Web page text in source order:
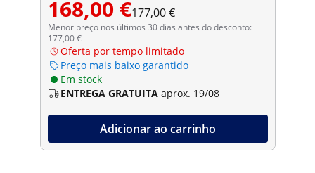
168,00 €177,00 €
Menor preço nos últimos 30 dias antes do desconto:
177,00 €
Oferta por tempo limitado
Preço mais baixo garantido
Em stock
ENTREGA GRATUITA aprox. 19/08
Adicionar ao carrinho